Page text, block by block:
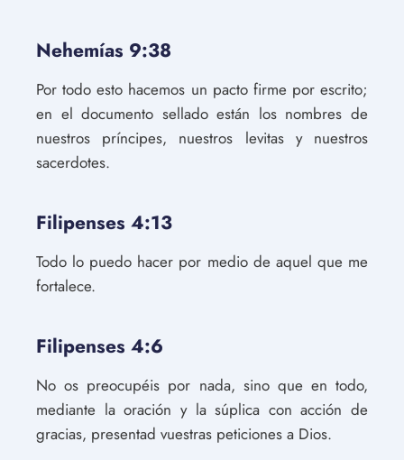
Nehemías 9:38
Por todo esto hacemos un pacto firme por escrito;
en el documento sellado están los nombres de
nuestros príncipes, nuestros levitas y nuestros
sacerdotes.
Filipenses 4:13
Todo lo puedo hacer por medio de aquel que me
fortalece.
Filipenses 4:6
No os preocupéis por nada, sino que en todo,
mediante la oración y la súplica con acción de
gracias, presentad vuestras peticiones a Dios.